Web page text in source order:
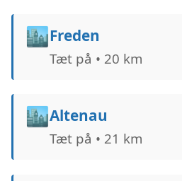
🏙️Freden
Tæt på • 20 km
🏙️Altenau
Tæt på • 21 km